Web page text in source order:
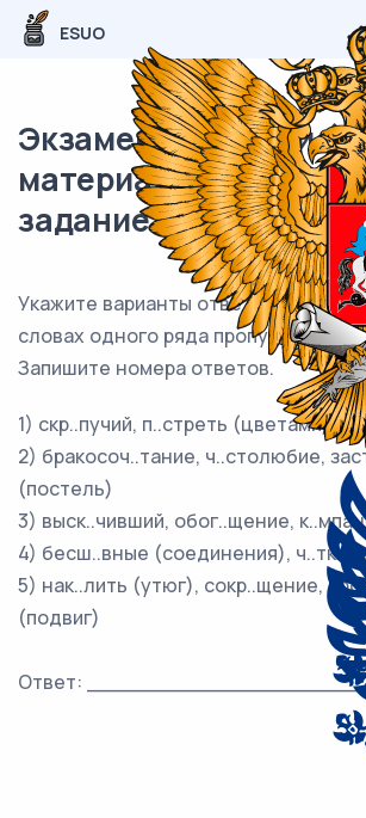
ESUO
Экзаменационный
материал ЕГЭ /
задание (24) / 92
Укажите варианты ответов, в
словах одного ряда пропущена
Запишите номера ответов.
1) скр..пучий, п..стреть (цветами),
2) бракосоч..тание, ч..столюбие,
(постель)
3) выск..чивший, обог..щение,
4) бесш..вные (соединения),
5) нак..лить (утюг), сокр..щение,
(подвиг)
Ответ: